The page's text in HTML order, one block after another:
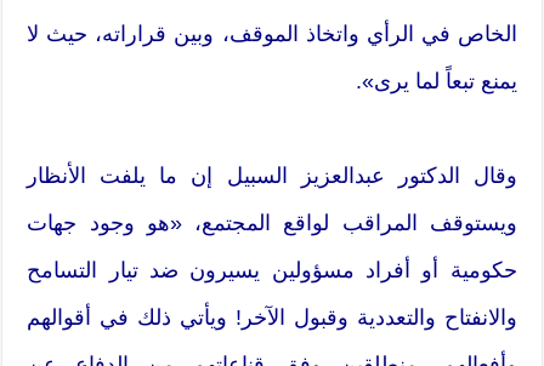
الخاص في الرأي واتخاذ الموقف، وبين قراراته، حيث لا
يمنع تبعاً لما يرى».
وقال الدكتور عبدالعزيز السبيل إن ما يلفت الأنظار
ويستوقف المراقب لواقع المجتمع، «هو وجود جهات
حكومية أو أفراد مسؤولين يسيرون ضد تيار التسامح
والانفتاح والتعددية وقبول الآخر! ويأتي ذلك في أقوالهم